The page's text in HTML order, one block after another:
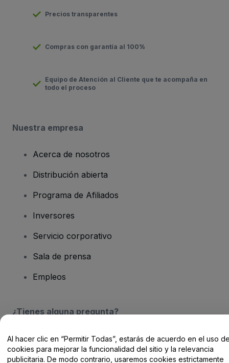
Precios transparentes
Compras con garantía al 100%
Equipo de Atención al Cliente que te acompaña en
todo el proceso
Nuestra empresa
Acerca de nosotros
Distribución abierta
Programa de Afiliados
Inversores
Servicio corporativo
Sala de prensa
Empleos
¿Tienes alguna pregunta?
Centro de Ayuda / Contacto
Al hacer clic en “Permitir Todas”, estarás de acuerdo en el uso
cookies para mejorar la funcionalidad del sitio y la relevancia
publicitaria. De modo contrario, usaremos cookies estrictamente